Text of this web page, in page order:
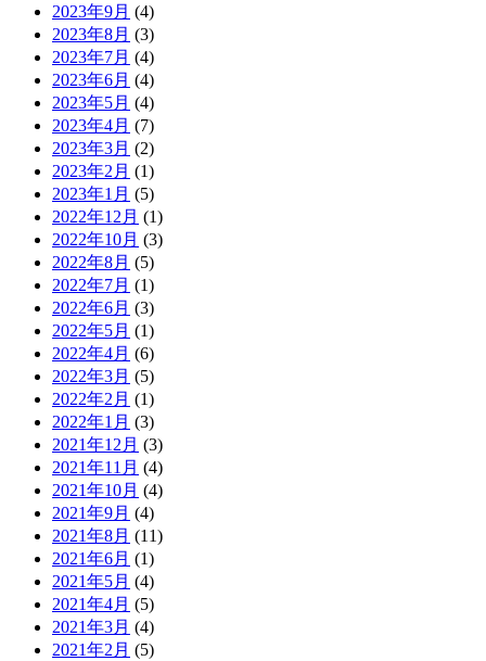
2023年9月 (4)
2023年8月 (3)
2023年7月 (4)
2023年6月 (4)
2023年5月 (4)
2023年4月 (7)
2023年3月 (2)
2023年2月 (1)
2023年1月 (5)
2022年12月 (1)
2022年10月 (3)
2022年8月 (5)
2022年7月 (1)
2022年6月 (3)
2022年5月 (1)
2022年4月 (6)
2022年3月 (5)
2022年2月 (1)
2022年1月 (3)
2021年12月 (3)
2021年11月 (4)
2021年10月 (4)
2021年9月 (4)
2021年8月 (11)
2021年6月 (1)
2021年5月 (4)
2021年4月 (5)
2021年3月 (4)
2021年2月 (5)